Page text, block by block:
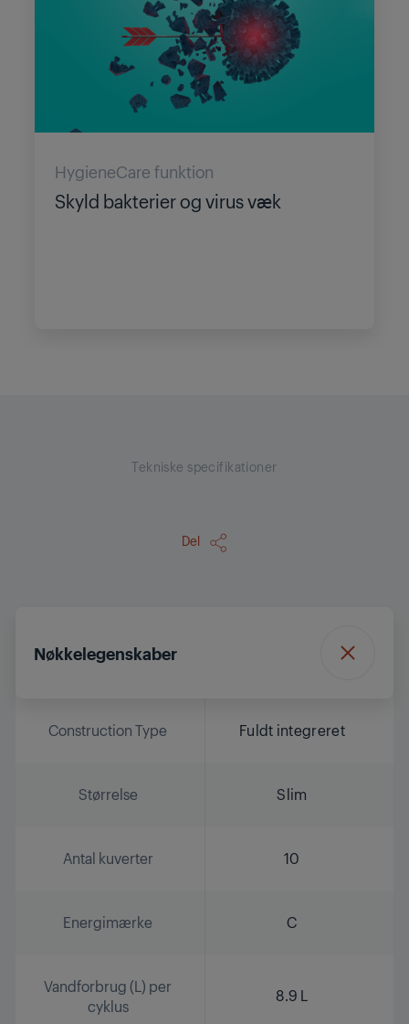
HygieneCare funktion
Skyld bakterier og virus væk
Tekniske specifikationer
Del
Nøkkelegenskaber
Construction Type Fuldt integreret
Størrelse Slim
Antal kuverter 10
Energimærke C
Vandforbrug (L) per
cyklus
8.9 L